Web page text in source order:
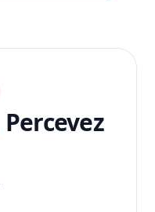
Percevez